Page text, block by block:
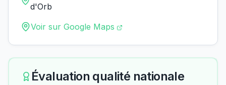
d'Orb
Voir sur Google Maps
Évaluation qualité nationale